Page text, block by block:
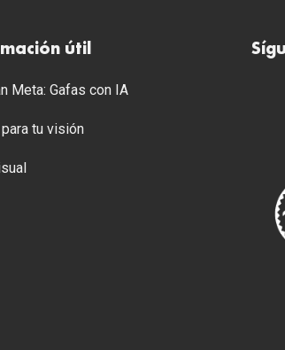
útil
Meta: Gafas con IA
para tu visión